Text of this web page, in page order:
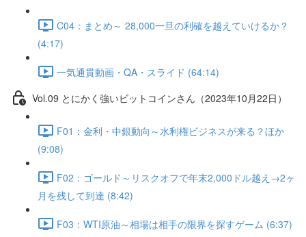
C04：まとめ～ 28,000一旦の利確を越えていけるか？
(4:17)
一気通貫動画・QA・スライド (64:14)
Vol.09 とにかく強いビットコインさん（2023年10月22日）
F01：金利・中銀動向～水利権ビジネスが来る？ほか
(9:08)
F02：ゴールド～リスクオフで年末2,000ドル越え→2ヶ
月を残して到達 (8:42)
F03：WTI原油～相場は相手の限界を探すゲーム (6:37)